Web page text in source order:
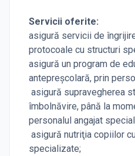
Servicii oferite:
asigură servicii de
protocoale cu structuri
asigură un program de
antepreşcolară, prin
asigură supravegherea
îmbolnăvire, până la
personalul angajat
asigură nutriţia copiilor
specializate;